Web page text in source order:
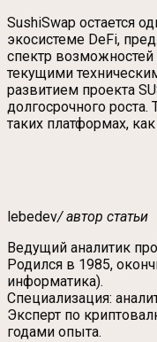
SushiSwap остается
экосистеме DeFi,
спектр возможностей
текущими
развитием проекта
долгосрочного роста.
таких платформах, как
lebedev/ автор статьи
Ведущий аналитик
Родился в 1985,
информатика).
Специализация:
Эксперт по
годами опыта.